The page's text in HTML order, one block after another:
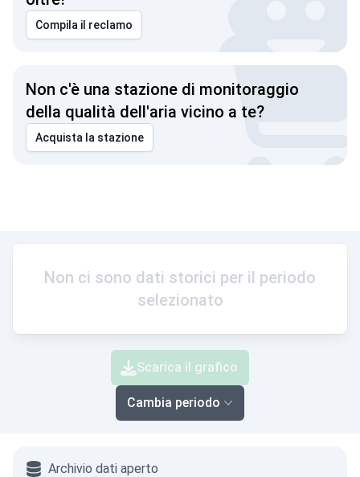
Compila il reclamo
Non c'è una stazione di monitoraggio
della qualità dell'aria vicino a te?
Acquista la stazione
Non ci sono dati storici per il periodo
selezionato
Scarica il grafico
Cambia periodo
Archivio dati aperto